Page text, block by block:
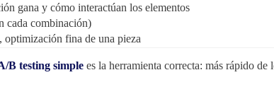
gana y cómo interactúan los elementos
cada combinación)
optimización fina de una pieza
B testing simple es la herramienta correcta: más rápido